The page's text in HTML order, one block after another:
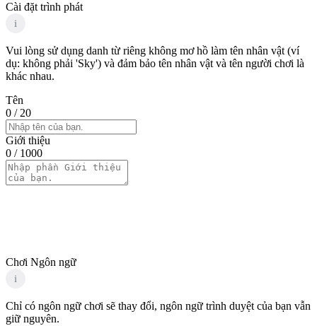
Cài đặt trình phát
i
Vui lòng sử dụng danh từ riêng không mơ hồ làm tên nhân vật (ví
dụ: không phải 'Sky') và đảm bảo tên nhân vật và tên người chơi là
khác nhau.
Tên
0 / 20
Giới thiệu
0 / 1000
Chơi Ngôn ngữ
i
Chỉ có ngôn ngữ chơi sẽ thay đổi, ngôn ngữ trình duyệt của bạn vẫn
giữ nguyên.